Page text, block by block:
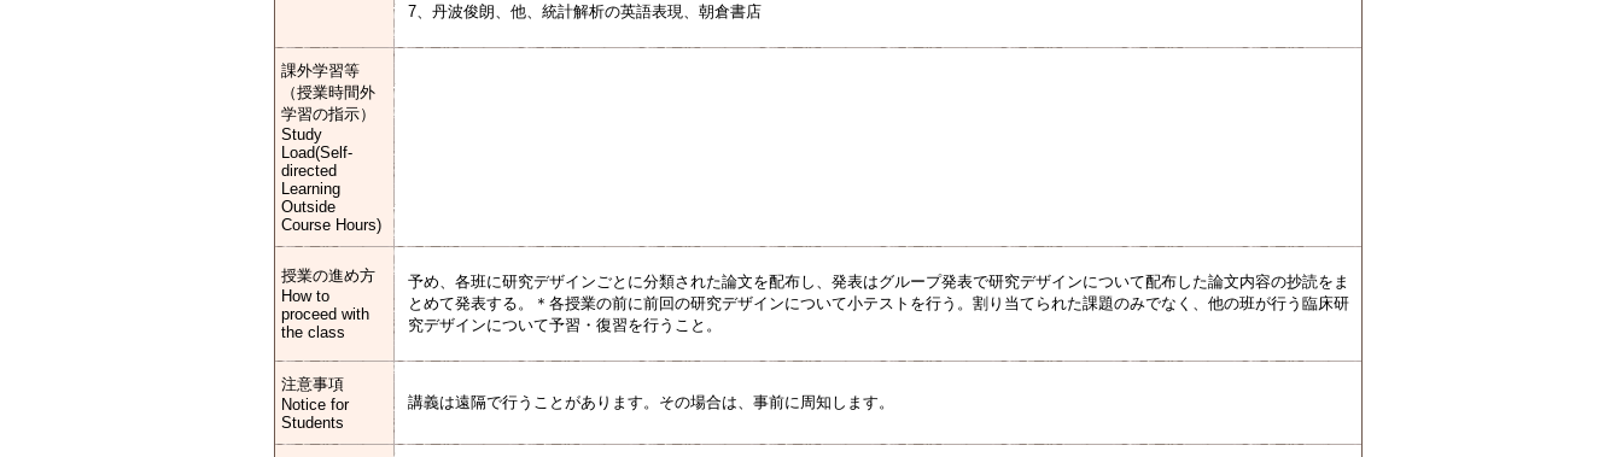
7、丹波俊朗、他、統計解析の英語表現、朝倉書店
課外学習等
（授業時間外
学習の指示）
Study
Load(Self-
directed
Learning
Outside
Course Hours)
授業の進め方
How to
proceed with
the class
予め、各班に研究デザインごとに分類された論文を配布し、発表はグループ発表で研究デザインについて配布した論文内容の抄読をま
とめて発表する。＊各授業の前に前回の研究デザインについて小テストを行う。割り当てられた課題のみでなく、他の班が行う臨床研
究デザインについて予習・復習を行うこと。
注意事項
Notice for
Students
講義は遠隔で行うことがあります。その場合は、事前に周知します。